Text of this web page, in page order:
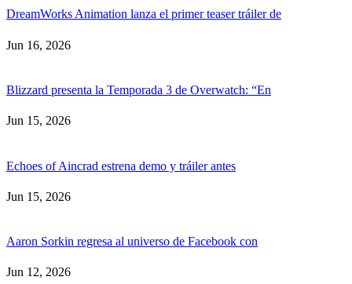
DreamWorks Animation lanza el primer teaser tráiler de
Jun 16, 2026
Blizzard presenta la Temporada 3 de Overwatch: “En
Jun 15, 2026
Echoes of Aincrad estrena demo y tráiler antes
Jun 15, 2026
Aaron Sorkin regresa al universo de Facebook con
Jun 12, 2026